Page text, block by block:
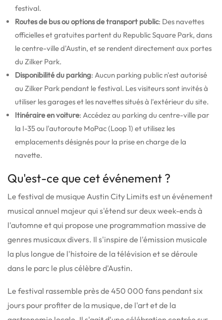
festival.
Routes de bus ou options de transport public: Des navettes
officielles et gratuites partent du Republic Square Park, dans
le centre-ville d'Austin, et se rendent directement aux portes
du Zilker Park.
Disponibilité du parking: Aucun parking public n'est autorisé
au Zilker Park pendant le festival. Les visiteurs sont invités à
utiliser les garages et les navettes situés à l'extérieur du site.
Itinéraire en voiture: Accédez au parking du centre-ville par
la I-35 ou l'autoroute MoPac (Loop 1) et utilisez les
emplacements désignés pour la prise en charge de la
navette.
Qu'est-ce que cet événement ?
Le festival de musique Austin City Limits est un événement
musical annuel majeur qui s'étend sur deux week-ends à
l'automne et qui propose une programmation massive de
genres musicaux divers. Il s'inspire de l'émission musicale
la plus longue de l'histoire de la télévision et se déroule
dans le parc le plus célèbre d'Austin.
Le festival rassemble près de 450 000 fans pendant six
jours pour profiter de la musique, de l'art et de la